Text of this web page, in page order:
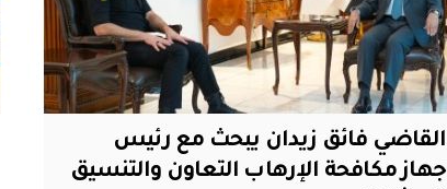
القاضي فائق زيدان يبحث مع رئيس
جهاز مكافحة الإرهاب التعاون والتنسيق